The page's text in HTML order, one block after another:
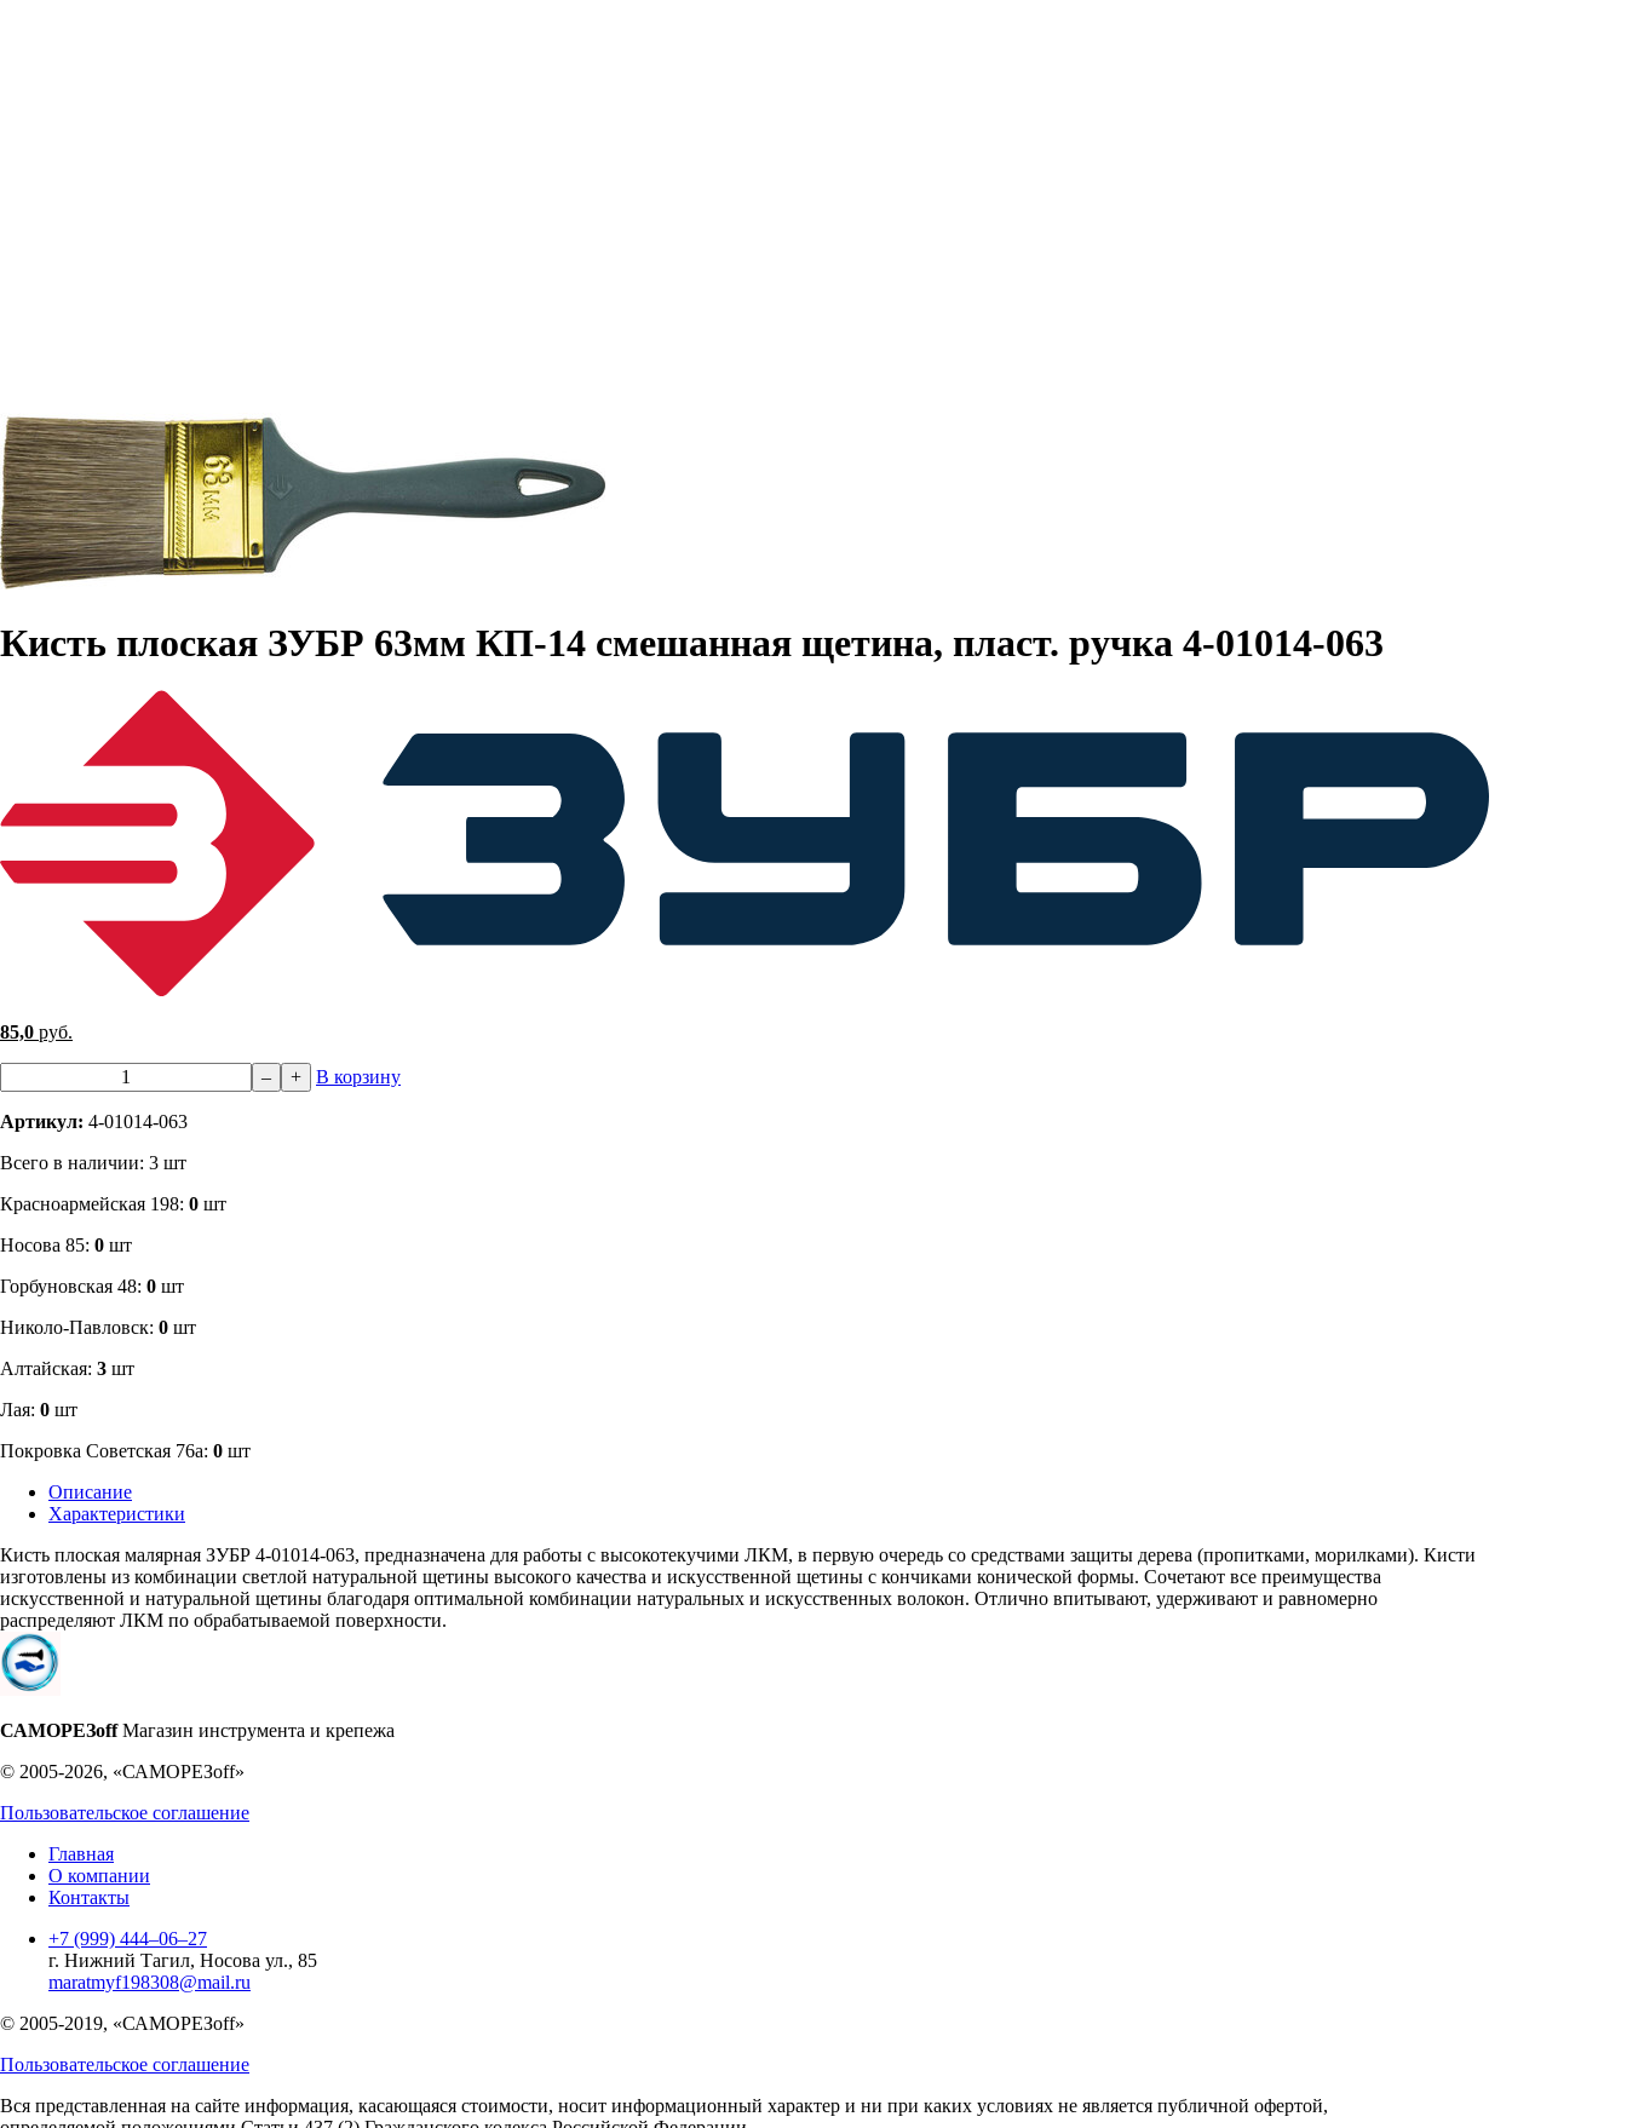
Кисть плоская ЗУБР 63мм КП-14 смешанная щетина, пласт. ручка 4-01014-063
85,0 руб.
– + В корзину
Артикул: 4-01014-063
Всего в наличии: 3 шт
​Красноармейская 198: 0 шт
Носова 85: 0 шт
​Горбуновская 48: 0 шт
​Николо-Павловск: 0 шт
Алтайская: 3 шт
Лая: 0 шт
Покровка Советская 76а: 0 шт
Описание
Характеристики
Кисть плоская малярная ЗУБР 4-01014-063, предназначена для работы с высокотекучими ЛКМ, в первую очередь со средствами защиты дерева (пропитками, морилками). Кисти
изготовлены из комбинации светлой натуральной щетины высокого качества и искусственной щетины с кончиками конической формы. Сочетают все преимущества
искусственной и натуральной щетины благодаря оптимальной комбинации натуральных и искусственных волокон. Отлично впитывают, удерживают и равномерно
распределяют ЛКМ по обрабатываемой поверхности.
САМОРЕЗoff Магазин инструмента и крепежа
© 2005-2026, «САМОРЕЗoff»
Пользовательское соглашение
Главная
О компании
Контакты
+7 (999) 444‒06‒27
г. Нижний Тагил, Носова ул., 85
maratmyf198308@mail.ru
© 2005-2019, «САМОРЕЗoff»
Пользовательское соглашение
Вся представленная на сайте информация, касающаяся стоимости, носит информационный характер и ни при каких условиях не является публичной офертой,